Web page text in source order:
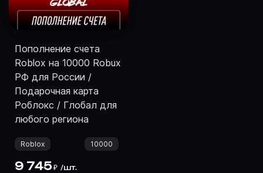
Пополнение счета
Roblox на 10000 Robux
РФ для России /
Подарочная карта
Роблокс / Глобал для
любого региона
Roblox 10000
9 745 ₽ /шт.